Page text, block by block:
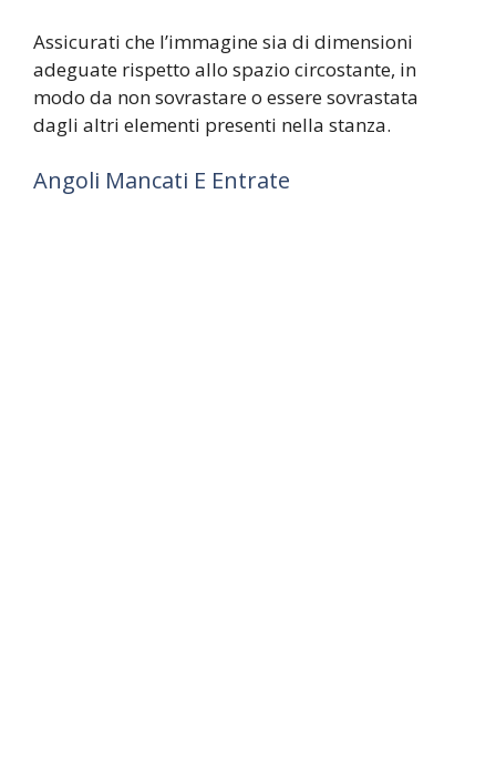
Assicurati che l’immagine sia di dimensioni
adeguate rispetto allo spazio circostante, in
modo da non sovrastare o essere sovrastata
dagli altri elementi presenti nella stanza.
Angoli Mancati E Entrate